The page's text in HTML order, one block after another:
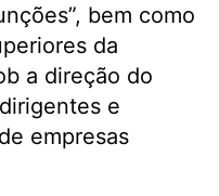
bem como
da
a direção do
e
empresas